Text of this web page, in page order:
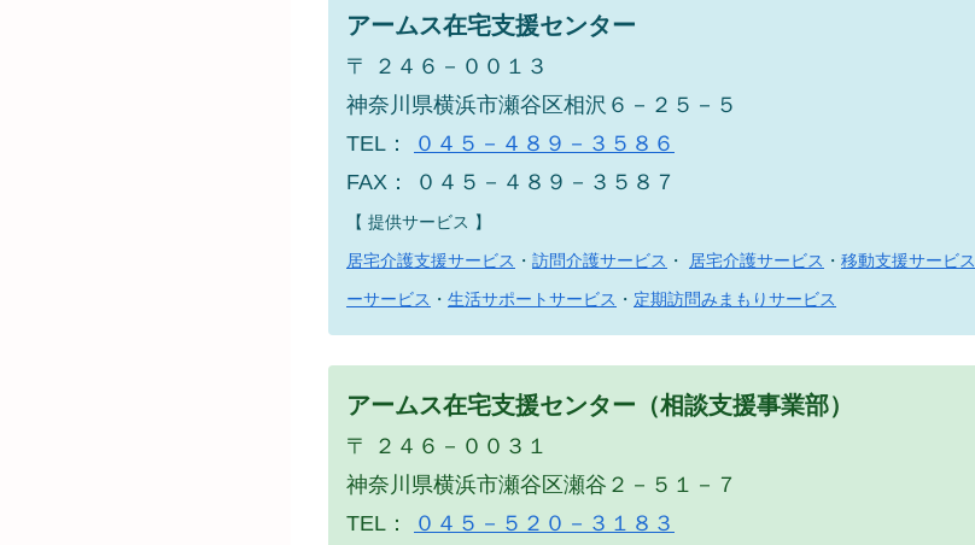
アームス在宅支援センター
〒 ２４６－００１３
神奈川県横浜市瀬谷区相沢６－２５－５
TEL：
０４５－４８９－３５８６
FAX： ０４５－４８９－３５８７
【 提供サービス 】
居宅介護支援サービス ・ 訪問介護サービス ・ 居宅介護サービス ・ 移動支援サービス
ーサービス ・ 生活サポートサービス ・ 定期訪問みまもりサービス
アームス在宅支援センター（相談支援事業部）
〒 ２４６－００３１
神奈川県横浜市瀬谷区瀬谷２－５１－７
TEL：
０４５－５２０－３１８３